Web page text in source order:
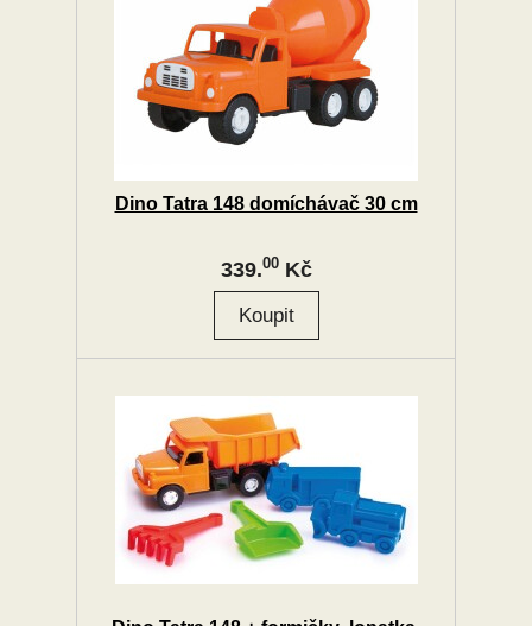
Dino Tatra 148 domíchávač 30 cm
339.00Kč